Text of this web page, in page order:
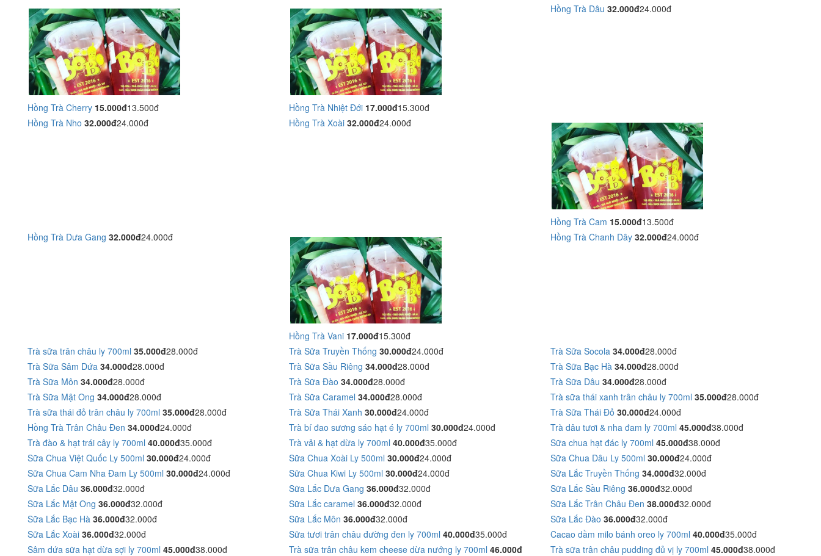
Hồng Trà Cherry 15.000đ13.500đ Hồng Trà Nhiệt Đới 17.000đ15.300đ
Hồng Trà Dâu 32.000đ24.000đ
Hồng Trà Nho 32.000đ24.000đ Hồng Trà Xoài 32.000đ24.000đ
Hồng Trà Cam 15.000đ13.500đ
Hồng Trà Dưa Gang 32.000đ24.000đ
Hồng Trà Vani 17.000đ15.300đ
Hồng Trà Chanh Dây 32.000đ24.000đ
Trà sữa trân châu ly 700ml 35.000đ28.000đ Trà Sữa Truyền Thống 30.000đ24.000đ Trà Sữa Socola 34.000đ28.000đ
Trà Sữa Sâm Dứa 34.000đ28.000đ Trà Sữa Sầu Riêng 34.000đ28.000đ Trà Sữa Bạc Hà 34.000đ28.000đ
Trà Sữa Môn 34.000đ28.000đ Trà Sữa Đào 34.000đ28.000đ Trà Sữa Dâu 34.000đ28.000đ
Trà Sữa Mật Ong 34.000đ28.000đ Trà Sữa Caramel 34.000đ28.000đ Trà sữa thái xanh trân châu ly 700ml 35.000đ28.000đ
Trà sữa thái đỏ trân châu ly 700ml 35.000đ28.000đ Trà Sữa Thái Xanh 30.000đ24.000đ Trà Sữa Thái Đỏ 30.000đ24.000đ
Hồng Trà Trân Châu Đen 34.000đ24.000đ Trà bí đao sương sáo hạt é ly 700ml 30.000đ24.000đ Trà dâu tươi & nha đam ly 700ml 45.000đ38.000đ
Trà đào & hạt trái cây ly 700ml 40.000đ35.000đ Trà vải & hạt dừa ly 700ml 40.000đ35.000đ Sữa chua hạt đác ly 700ml 45.000đ38.000đ
Sữa Chua Việt Quốc Ly 500ml 30.000đ24.000đ Sữa Chua Xoài Ly 500ml 30.000đ24.000đ Sữa Chua Dâu Ly 500ml 30.000đ24.000đ
Sữa Chua Cam Nha Đam Ly 500ml 30.000đ24.000đ Sữa Chua Kiwi Ly 500ml 30.000đ24.000đ Sữa Lắc Truyền Thống 34.000đ32.000đ
Sữa Lắc Dâu 36.000đ32.000đ Sữa Lắc Dưa Gang 36.000đ32.000đ Sữa Lắc Sầu Riêng 36.000đ32.000đ
Sữa Lắc Mật Ong 36.000đ32.000đ Sữa Lắc caramel 36.000đ32.000đ Sữa Lắc Trân Châu Đen 38.000đ32.000đ
Sữa Lắc Bạc Hà 36.000đ32.000đ Sữa Lắc Môn 36.000đ32.000đ Sữa Lắc Đào 36.000đ32.000đ
Sữa Lắc Xoài 36.000đ32.000đ Sữa tươi trân châu đường đen ly 700ml 40.000đ35.000đ Cacao dầm milo bánh oreo ly 700ml 40.000đ35.000đ
Sâm dứa sữa hạt dừa sợi ly 700ml 45.000đ38.000đ Trà sữa trân châu kem cheese dừa nướng ly 700ml 46.000đ
Trà sữa trân châu pudding đủ vị ly 700ml 45.000đ38.000đ